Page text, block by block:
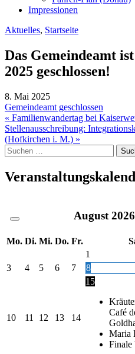
Impressionen
Aktuelles, Startseite
Das Gemeindeamt
2025 geschlossen!
8. Mai 2025
Gemeindeamt geschlossen
Beitragsnavigation
« Familienwandertag bei
Stellenausschreibung:
(Hofkirchen i. M.) »
Suche
nach:
August 2026
Mo. Di. Mi. Do. Fr.
1
3
4 5 6 7 8
10 11 12 13 14
15
Café
Maria
Finale